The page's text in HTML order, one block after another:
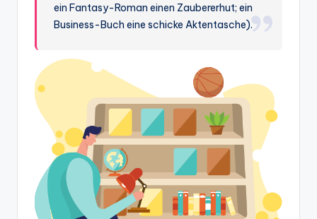
ein Fantasy-Roman einen Zaubererhut; ein
Business-Buch eine schicke Aktentasche).